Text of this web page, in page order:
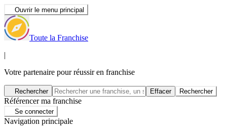
Ouvrir le menu principal
Toute la Franchise
|
Votre partenaire pour réussir en franchise
Rechercher Effacer Rechercher
Référencer ma franchise
Se connecter
Navigation principale